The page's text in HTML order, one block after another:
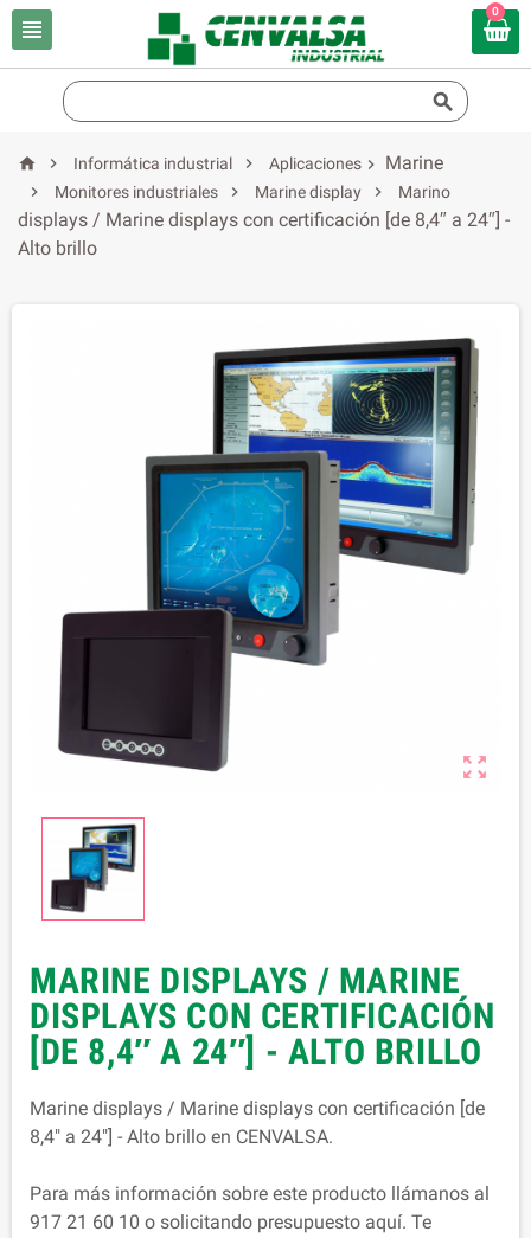

0

  Informática industrial 
Aplicaciones

Monitores industriales  Marine display  Marino
 Marine
displays / Marine displays con certificación [de 8,4″ a 24″] -
Alto brillo

MARINE DISPLAYS / MARINE
DISPLAYS CON CERTIFICACIÓN
[DE 8,4″ A 24″] - ALTO BRILLO
Marine displays / Marine displays con certificación [de
8,4" a 24"] - Alto brillo en CENVALSA.
Para más información sobre este producto llámanos al
917 21 60 10 o solicitando presupuesto aquí. Te